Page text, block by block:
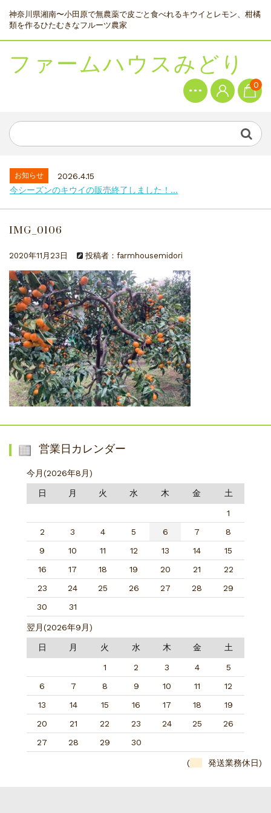
神奈川県湘南〜小田原で無農薬で皮ごと食べれるキウイとレモン、柑橘
類を作るひたむきなフルーツ農家
ファームハウスみどり 0
お知らせ
2026.4.15
今シーズンのキウイの販売終了しました！...
IMG_0106
2020年11月23日 投稿者：farmhousemidori
営業日カレンダー
今月(2026年8月)
日 月 火 水 木 金 土
1
2
3 4 5 6 7
8
9
10 11 12 13 14
15
16
17 18 19 20 21
22
23
24 25 26 27 28
29
30
31
翌月(2026年9月)
日 月 火 水 木 金 土
1 2 3 4
5
6
7 8 9 10 11
12
13
14 15 16 17 18
19
20
21 22 23 24 25
26
27
28 29 30
( 発送業務休日)